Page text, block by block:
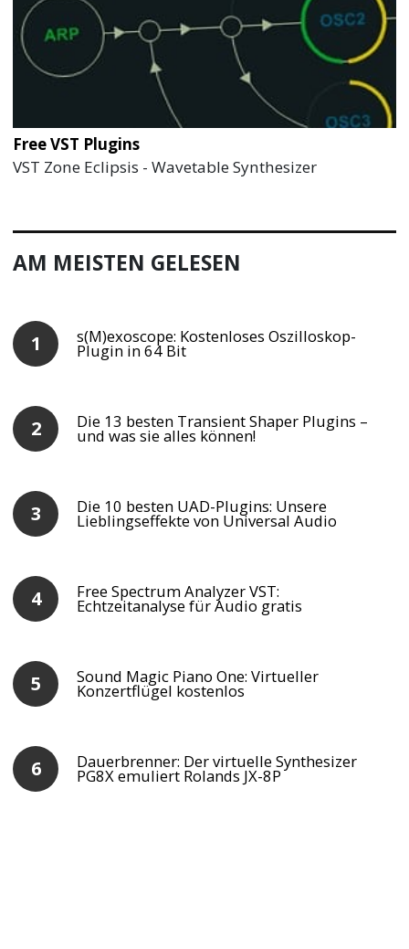
Free VST Plugins
VST Zone Eclipsis - Wavetable Synthesizer
AM MEISTEN GELESEN
s(M)exoscope: Kostenloses Oszilloskop-
Plugin in 64 Bit
Die 13 besten Transient Shaper Plugins –
und was sie alles können!
Die 10 besten UAD-Plugins: Unsere
Lieblingseffekte von Universal Audio
Free Spectrum Analyzer VST:
Echtzeitanalyse für Audio gratis
Sound Magic Piano One: Virtueller
Konzertflügel kostenlos
Dauerbrenner: Der virtuelle Synthesizer
PG8X emuliert Rolands JX-8P